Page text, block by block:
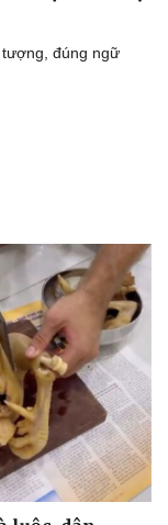
- Quốc phòng
đúng ngữ